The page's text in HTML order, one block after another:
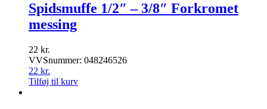
Spidsmuffe 1/2″ – 3/8″ Forkromet
messing
22 kr.
VVSnummer: 048246526
22 kr.
Tilføj til kurv